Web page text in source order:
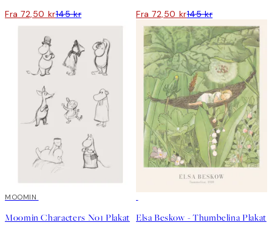
Fra 72,50 kr145 kr Fra 72,50 kr145 kr
50%*
MOOMIN
Moomin Characters No1 Plakat Elsa Beskow - Thumbelina Plakat